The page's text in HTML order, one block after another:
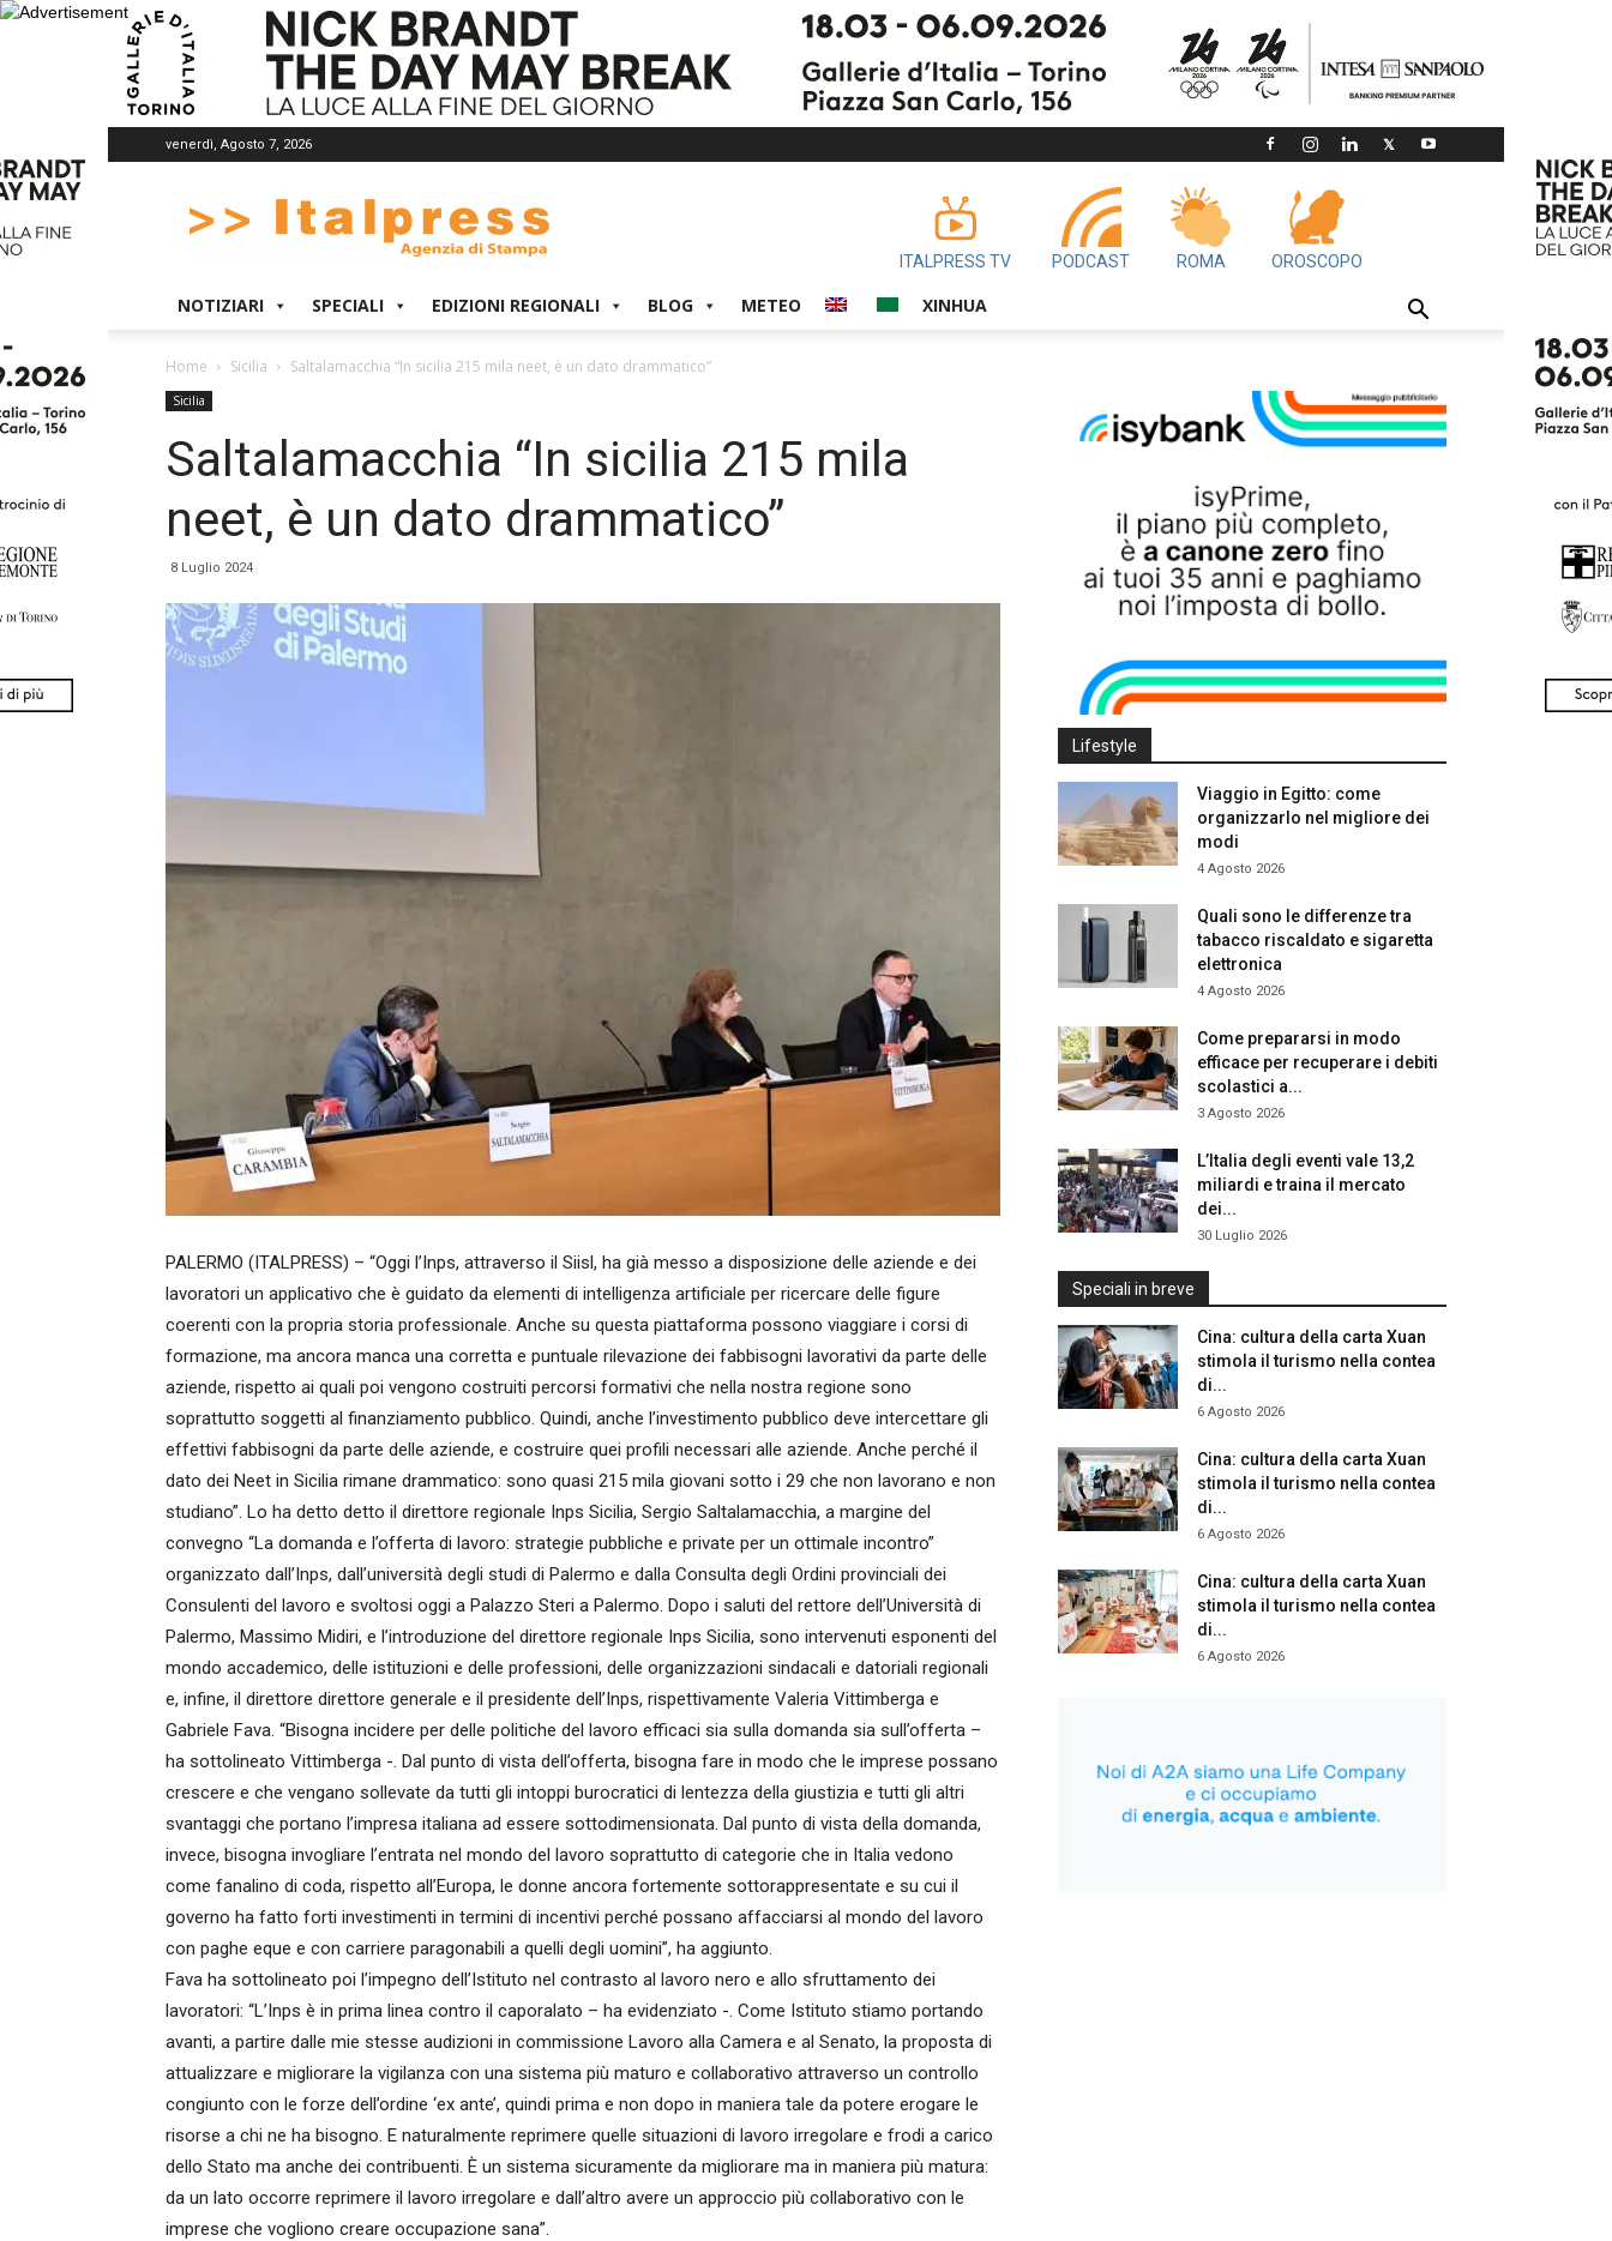
venerdì, Agosto 7, 2026
ITALPRESS TV PODCAST ROMA OROSCOPO
NOTIZIARI SPECIALI EDIZIONI REGIONALI BLOG METEO XINHUA
Home Sicilia Saltalamacchia “In sicilia 215 mila neet, è un dato drammatico”
Sicilia
Saltalamacchia “In sicilia 215 mila
neet, è un dato drammatico”
8 Luglio 2024
PALERMO (ITALPRESS) – “Oggi l’Inps, attraverso il Siisl, ha già messo a disposizione delle aziende e dei
lavoratori un applicativo che è guidato da elementi di intelligenza artificiale per ricercare delle figure
coerenti con la propria storia professionale. Anche su questa piattaforma possono viaggiare i corsi di
formazione, ma ancora manca una corretta e puntuale rilevazione dei fabbisogni lavorativi da parte delle
aziende, rispetto ai quali poi vengono costruiti percorsi formativi che nella nostra regione sono
soprattutto soggetti al finanziamento pubblico. Quindi, anche l’investimento pubblico deve intercettare gli
effettivi fabbisogni da parte delle aziende, e costruire quei profili necessari alle aziende. Anche perché il
dato dei Neet in Sicilia rimane drammatico: sono quasi 215 mila giovani sotto i 29 che non lavorano e non
studiano”. Lo ha detto detto il direttore regionale Inps Sicilia, Sergio Saltalamacchia, a margine del
convegno “La domanda e l’offerta di lavoro: strategie pubbliche e private per un ottimale incontro”
organizzato dall’Inps, dall’università degli studi di Palermo e dalla Consulta degli Ordini provinciali dei
Consulenti del lavoro e svoltosi oggi a Palazzo Steri a Palermo. Dopo i saluti del rettore dell’Università di
Palermo, Massimo Midiri, e l’introduzione del direttore regionale Inps Sicilia, sono intervenuti esponenti del
mondo accademico, delle istituzioni e delle professioni, delle organizzazioni sindacali e datoriali regionali
e, infine, il direttore direttore generale e il presidente dell’Inps, rispettivamente Valeria Vittimberga e
Gabriele Fava. “Bisogna incidere per delle politiche del lavoro efficaci sia sulla domanda sia sull’offerta –
ha sottolineato Vittimberga -. Dal punto di vista dell’offerta, bisogna fare in modo che le imprese possano
crescere e che vengano sollevate da tutti gli intoppi burocratici di lentezza della giustizia e tutti gli altri
svantaggi che portano l’impresa italiana ad essere sottodimensionata. Dal punto di vista della domanda,
invece, bisogna invogliare l’entrata nel mondo del lavoro soprattutto di categorie che in Italia vedono
come fanalino di coda, rispetto all’Europa, le donne ancora fortemente sottorappresentate e su cui il
governo ha fatto forti investimenti in termini di incentivi perché possano affacciarsi al mondo del lavoro
con paghe eque e con carriere paragonabili a quelli degli uomini”, ha aggiunto.
Fava ha sottolineato poi l’impegno dell’Istituto nel contrasto al lavoro nero e allo sfruttamento dei
lavoratori: “L’Inps è in prima linea contro il caporalato – ha evidenziato -. Come Istituto stiamo portando
avanti, a partire dalle mie stesse audizioni in commissione Lavoro alla Camera e al Senato, la proposta di
attualizzare e migliorare la vigilanza con una sistema più maturo e collaborativo attraverso un controllo
congiunto con le forze dell’ordine ‘ex ante’, quindi prima e non dopo in maniera tale da potere erogare le
risorse a chi ne ha bisogno. E naturalmente reprimere quelle situazioni di lavoro irregolare e frodi a carico
dello Stato ma anche dei contribuenti. È un sistema sicuramente da migliorare ma in maniera più matura:
da un lato occorre reprimere il lavoro irregolare e dall’altro avere un approccio più collaborativo con le
imprese che vogliono creare occupazione sana”.
Lifestyle
Viaggio in Egitto: come
organizzarlo nel migliore dei
modi
4 Agosto 2026
Quali sono le differenze tra
tabacco riscaldato e sigaretta
elettronica
4 Agosto 2026
Come prepararsi in modo
efficace per recuperare i debiti
scolastici a...
3 Agosto 2026
L’Italia degli eventi vale 13,2
miliardi e traina il mercato
dei...
30 Luglio 2026
Speciali in breve
Cina: cultura della carta Xuan
stimola il turismo nella contea
di...
6 Agosto 2026
Cina: cultura della carta Xuan
stimola il turismo nella contea
di...
6 Agosto 2026
Cina: cultura della carta Xuan
stimola il turismo nella contea
di...
6 Agosto 2026